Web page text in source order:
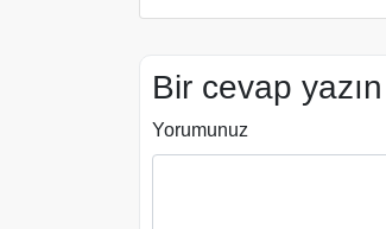
Bir cevap yazın
Yorumunuz